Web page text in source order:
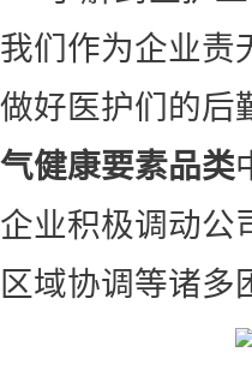
我们作为企业责
做好医护们的后
气健康要素品类
企业积极调动公
区域协调等诸多